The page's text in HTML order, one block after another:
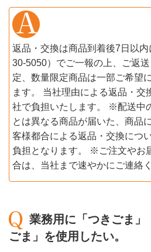
返品・交換は商品到着後7日以
30-5050）でご一報の上、ご返
定、数量限定商品は一部ご希望
ます。 当社理由による返品・交
社で負担いたします。 ※配送中
とは異なる商品が届いた、商品
客様都合による返品・交換につ
負担となります。 ※ご注文やお
合は、当社まで速やかにご連絡
業務用に「つきごま」
ごま」を使用したい。